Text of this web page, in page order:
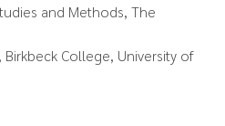
and Methods, The
College, University of